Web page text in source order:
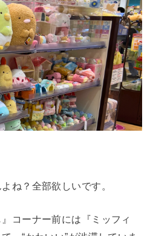
ね？全部欲しいです。
コーナー前には『ミッフィ